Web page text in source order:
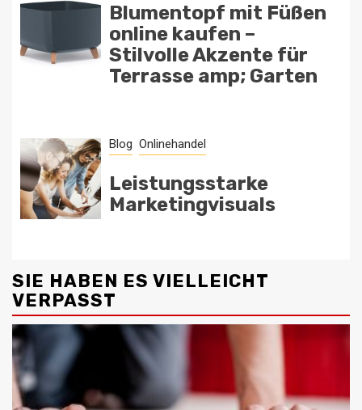
Blumentopf mit Füßen
online kaufen –
Stilvolle Akzente für
Terrasse amp; Garten
Blog Onlinehandel
Leistungsstarke
Marketingvisuals
SIE HABEN ES VIELLEICHT
VERPASST